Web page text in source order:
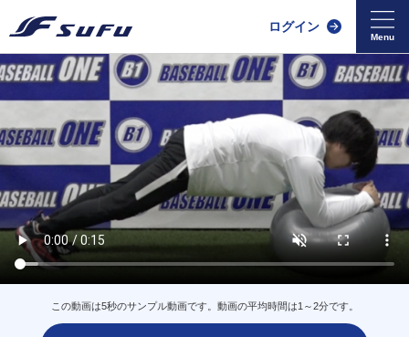
ログイン
この動画は5秒のサンプル動画です。動画の平均時間は1～2分です。